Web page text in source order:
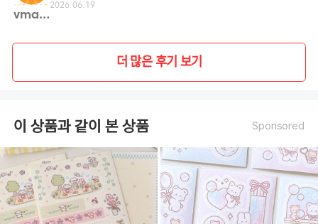
vmap1**
2026.06.19
더 많은 후기 보기
이 상품과 같이 본 상품 Sponsored